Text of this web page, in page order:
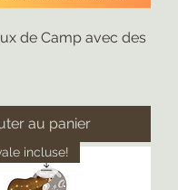
de Camp avec des
au panier
incluse!